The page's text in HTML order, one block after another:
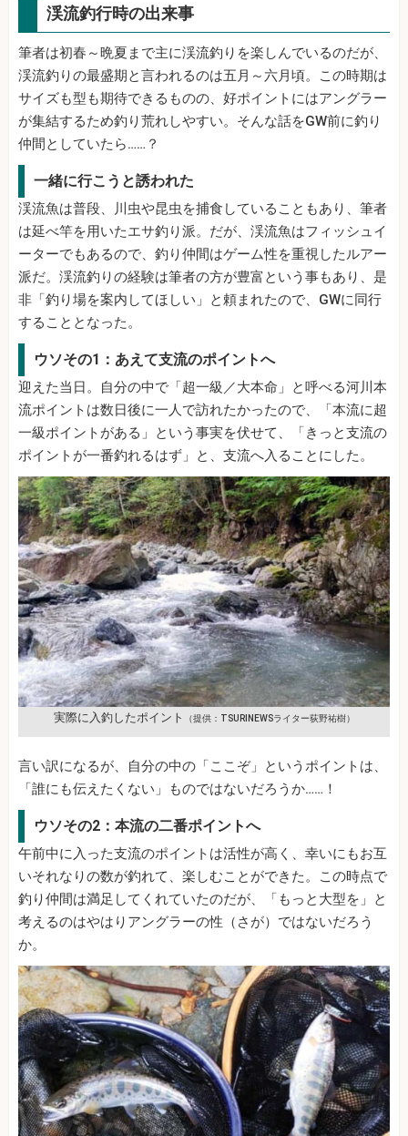
渓流釣行時の出来事
筆者は初春～晩夏まで主に渓流釣りを楽しんでいるのだが、
渓流釣りの最盛期と言われるのは五月～六月頃。この時期は
サイズも型も期待できるものの、好ポイントにはアングラー
が集結するため釣り荒れしやすい。そんな話をGW前に釣り
仲間としていたら……？
一緒に行こうと誘われた
渓流魚は普段、川虫や昆虫を捕食していることもあり、筆者
は延べ竿を用いたエサ釣り派。だが、渓流魚はフィッシュイ
ーターでもあるので、釣り仲間はゲーム性を重視したルアー
派だ。渓流釣りの経験は筆者の方が豊富という事もあり、是
非「釣り場を案内してほしい」と頼まれたので、GWに同行
することとなった。
ウソその1：あえて支流のポイントへ
迎えた当日。自分の中で「超一級／大本命」と呼べる河川本
流ポイントは数日後に一人で訪れたかったので、「本流に超
一級ポイントがある」という事実を伏せて、「きっと支流の
ポイントが一番釣れるはず」と、支流へ入ることにした。
実際に入釣したポイント （提供：TSURINEWSライター荻野祐樹）
言い訳になるが、自分の中の「ここぞ」というポイントは、
「誰にも伝えたくない」ものではないだろうか……！
ウソその2：本流の二番ポイントへ
午前中に入った支流のポイントは活性が高く、幸いにもお互
いそれなりの数が釣れて、楽しむことができた。この時点で
釣り仲間は満足してくれていたのだが、「もっと大型を」と
考えるのはやはりアングラーの性（さが）ではないだろう
か。